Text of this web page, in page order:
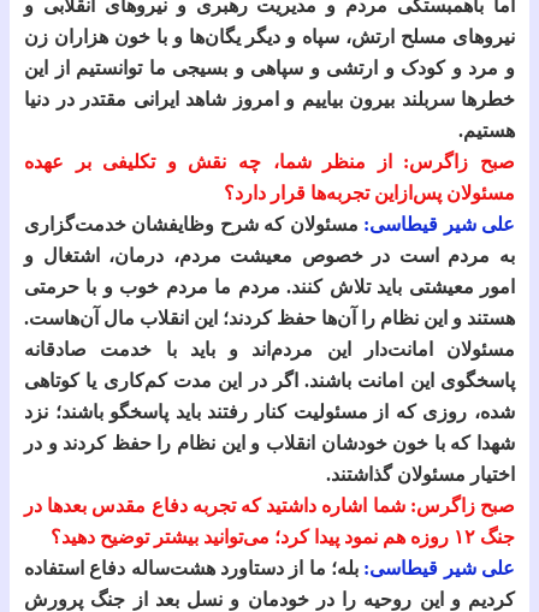
اما باهمبستگی مردم و مدیریت رهبری و نیروهای انقلابی و
نیروهای مسلح ارتش، سپاه و دیگر یگان‌ها و با خون هزاران زن
و مرد و کودک و ارتشی و سپاهی و بسیجی ما توانستیم از این
خطرها سربلند بیرون بیاییم و امروز شاهد ایرانی مقتدر در دنیا
هستیم.
صبح زاگرس: از منظر شما، چه نقش و تکلیفی بر عهده
مسئولان پس‌ازاین تجربه‌ها قرار دارد؟
علی شیر قیطاسی: مسئولان که شرح وظایفشان خدمت‌گزاری
به مردم است در خصوص معیشت مردم، درمان، اشتغال و
امور معیشتی باید تلاش کنند. مردم ما مردم خوب و با حرمتی
هستند و این نظام را آن‌ها حفظ کردند؛ این انقلاب مال آن‌هاست.
مسئولان امانت‌دار این مردم‌اند و باید با خدمت صادقانه
پاسخگوی این امانت باشند. اگر در این مدت کم‌کاری یا کوتاهی
شده، روزی که از مسئولیت کنار رفتند باید پاسخگو باشند؛ نزد
شهدا که با خون خودشان انقلاب و این نظام را حفظ کردند و در
اختیار مسئولان گذاشتند.
صبح زاگرس: شما اشاره داشتید که تجربه دفاع مقدس بعدها در
جنگ ۱۲ روزه هم نمود پیدا کرد؛ می‌توانید بیشتر توضیح دهید؟
علی شیر قیطاسی: بله؛ ما از دستاورد هشت‌ساله دفاع استفاده
کردیم و این روحیه را در خودمان و نسل بعد از جنگ پرورش